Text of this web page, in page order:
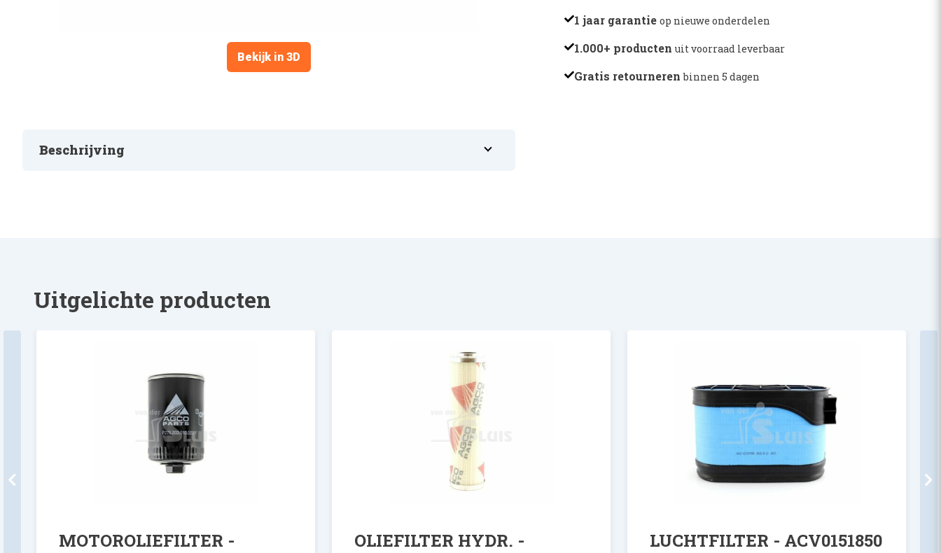
Bekijk in 3D
H737812140010
1 jaar garantie op nieuwe onderdelen
1.000+ producten uit voorraad leverbaar
Gratis retournerenbinnen 5 dagen
Beschrijving
Uitgelichte producten
MOTOROLIEFILTER -
OLIEFILTER HYDR. -
LUCHTFILTER - ACV0151850